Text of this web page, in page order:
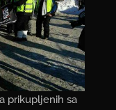
prikupljenih sa